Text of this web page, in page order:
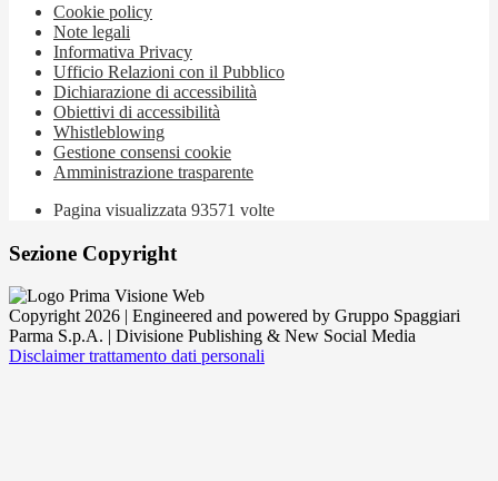
Cookie policy
Note legali
Informativa Privacy
Ufficio Relazioni con il Pubblico
Dichiarazione di accessibilità
Obiettivi di accessibilità
Whistleblowing
Gestione consensi cookie
Amministrazione trasparente
Pagina visualizzata 93571 volte
Sezione Copyright
Copyright 2026 | Engineered and powered by Gruppo Spaggiari
Parma S.p.A. | Divisione Publishing & New Social Media
Disclaimer trattamento dati personali